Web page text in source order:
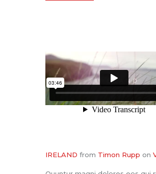
IRELAND from Timon Rupp on